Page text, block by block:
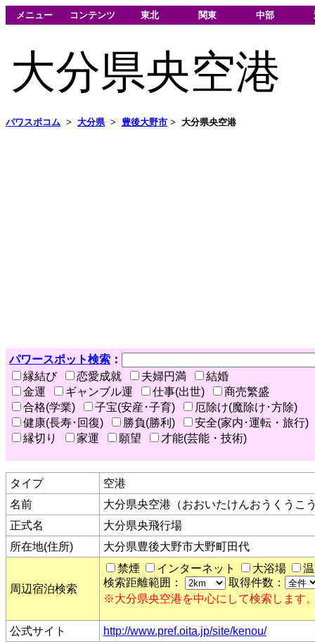
メニュー コンテンツ 東北 関東 中部
大分県央空港
パワスポコム > 大分県> 豊後大野市 > 大分県央空港
パワースポット検索 ：
縁結び
恋愛成就 夫婦円満
結婚
金運
ギャンブル運 仕事(出世)
商売繁盛
合格(学業)
子宝(安産･子育)
厄除け(魔除け･方除)
健康(長寿･回復)
勝負(勝利)
安全(家内･運転・旅行)
縁切り
家運 願望 才能(芸能・技術)
タイプ
空港
名前
大分県央空港（おおいたけんおうくうこ
正式名
大分県央飛行場
所在地(住所)
大分県豊後大野市大野町田代
周辺宿泊検索
禁煙 インターネット 大浴場
検索距離範囲：
取得件数：
※大分県央空港を中心にして検索します
公式サイト http://www.pref.oita.jp/site/kenou/